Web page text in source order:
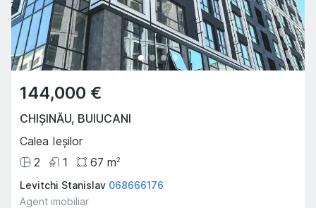
144,000 €
CHIȘINĂU, BUIUCANI
Calea Ieșilor
2
1 67 m2
Levitchi Stanislav 068666176
Agent imobiliar